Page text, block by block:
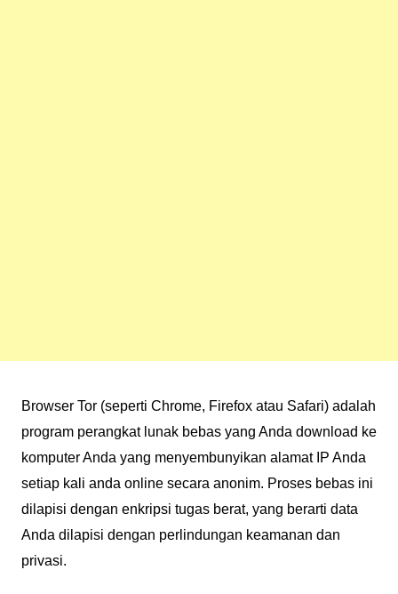
Browser Tor (seperti Chrome, Firefox atau Safari) adalah
program perangkat lunak bebas yang Anda download ke
komputer Anda yang menyembunyikan alamat IP Anda
setiap kali anda online secara anonim. Proses bebas ini
dilapisi dengan enkripsi tugas berat, yang berarti data
Anda dilapisi dengan perlindungan keamanan dan
privasi.